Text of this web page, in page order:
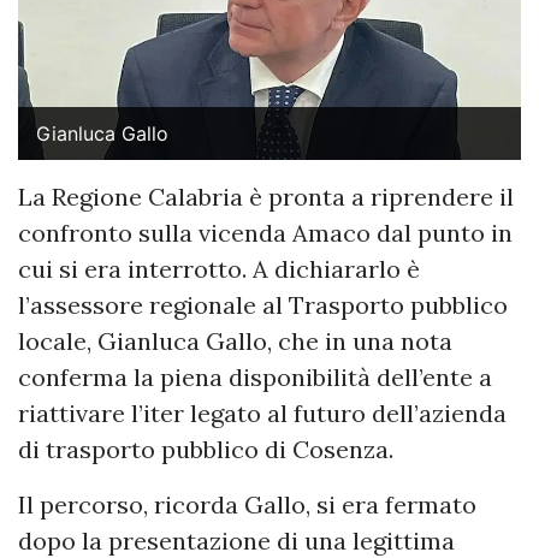
Gianluca Gallo
La Regione Calabria è pronta a riprendere il
confronto sulla vicenda Amaco dal punto in
cui si era interrotto. A dichiararlo è
l’assessore regionale al Trasporto pubblico
locale, Gianluca Gallo, che in una nota
conferma la piena disponibilità dell’ente a
riattivare l’iter legato al futuro dell’azienda
di trasporto pubblico di Cosenza.
Il percorso, ricorda Gallo, si era fermato
dopo la presentazione di una legittima